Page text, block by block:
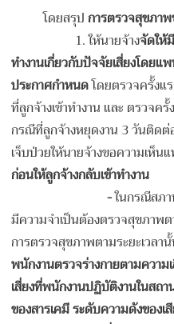
โดยสรุปการตรวจสุขภา
1. ให้นายจ้างจัดให้
ทำงานเกี่ยวกับปัจจัยเสี่ยงโด
ประกาศกำหนดโดยตรวจครั้งแ
ที่ลูกจ้างเข้าทำงาน และ ตรวจค
กรณีที่ลูกจ้างหยุดงาน 3 วันติดต่
เจ็บป่วยให้นายจ้างขอความเห็น
ก่อนให้ลูกจ้างกลับเข้าทำงาน
-ในกรณีสภ
มีความจำเป็นต้องตรวจสุขภาพต
การตรวจสุขภาพตามระยะเวล
พนักงานตรวจร่างกายตามควา
เสี่ยงที่พนักงานปฏิบัติงานในสถ
ของสารเคมี ระดับความดังของ